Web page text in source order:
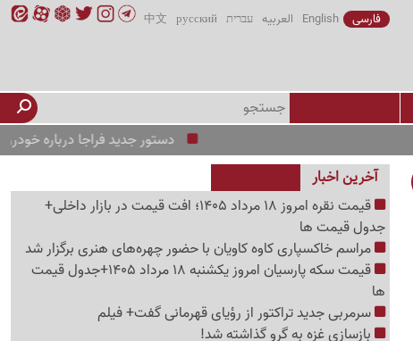
فارسی English العربیه עברית русский
中文
دستور جدید فراجا درباره خودروهای
آخرین اخبار
قیمت نقره امروز 18 مرداد 1405؛ افت قیمت در بازار داخلی+
جدول قیمت ها
مراسم خاکسپاری کاوه کاویان با حضور چهره‌های هنری برگزار شد
قیمت سکه پارسیان امروز یکشنبه 18 مرداد 1405+جدول قیمت
ها
سرمربی جدید تراکتور از رؤیای قهرمانی گفت+ فیلم
بازسازی غزه به گرو گذاشته شد!